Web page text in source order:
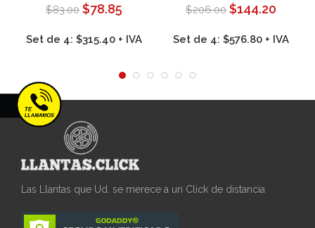
$83.00 $78.85
Set de 4: $315.40 + IVA
$206.00 $144.20
Set de 4: $576.80 + IVA
Las Llantas que Ud. se merece a un Click de distancia